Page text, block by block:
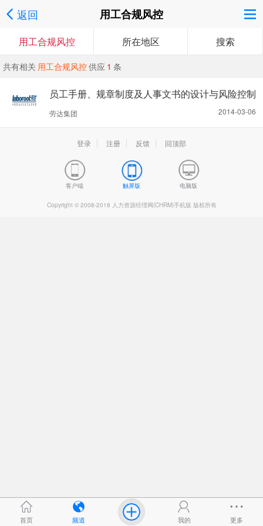
返回 用工合规风控
用工合规风控 所在地区 搜索
共有相关 用工合规风控供应 1 条
员工手册、规章制度及人事文书的设计与风险控制
2014-03-06
劳达集团
登录 注册 反馈 回顶部
客户端 触屏版 电脑版
Copyright © 2008-2018 人力资源经理网(CHRM)手机版 版权所有
首页 频道 我的 更多